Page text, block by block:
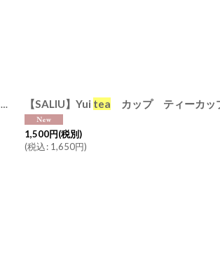
[3745]
【SALIU】Yui tea カップ ティーカッ
1,500円(税別)
(税込: 1,650円)